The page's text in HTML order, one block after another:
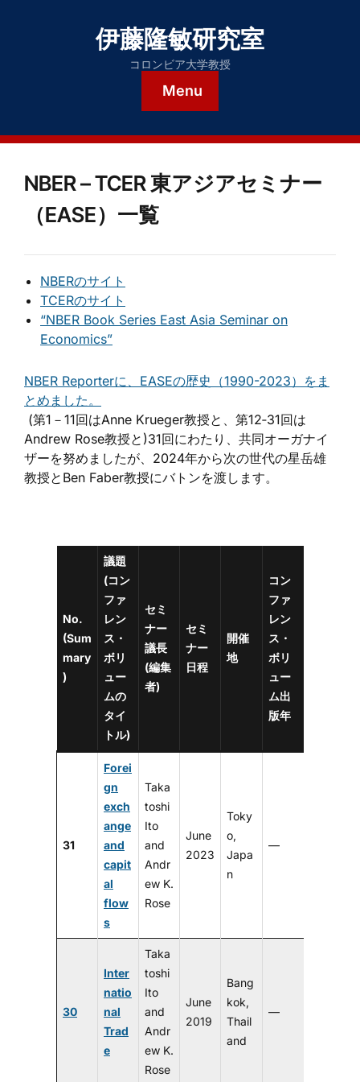
伊藤隆敏研究室
コロンビア大学教授
Menu
NBER – TCER 東アジアセミナー
（EASE）一覧
NBERのサイト
TCERのサイト
“NBER Book Series East Asia Seminar on
Economics”
NBER Reporterに、EASEの歴史（1990-2023）をま
とめました。
(第1－11回はAnne Krueger教授と、第12‐31回は
Andrew Rose教授と)31回にわたり、共同オーガナイ
ザーを努めましたが、2024年から次の世代の星岳雄
教授とBen Faber教授にバトンを渡します。
No.
(Sum
mary
)
議題
(コン
ファ
レン
ス・
ボリ
ュー
ムの
タイ
トル)
セミ
ナー
議長
(編集
者)
セミ
ナー
日程
開催
地
コン
ファ
レン
ス・
ボリ
ュー
ム出
版年
31
Forei
gn
exch
ange
and
capit
al
flow
s
Taka
toshi
Ito
and
Andr
ew K.
Rose
June
2023
Toky
o,
Japa
n
—
30
Inter
natio
nal
Trad
e
Taka
toshi
Ito
and
Andr
ew K.
Rose
June
2019
Bang
kok,
Thail
and
—